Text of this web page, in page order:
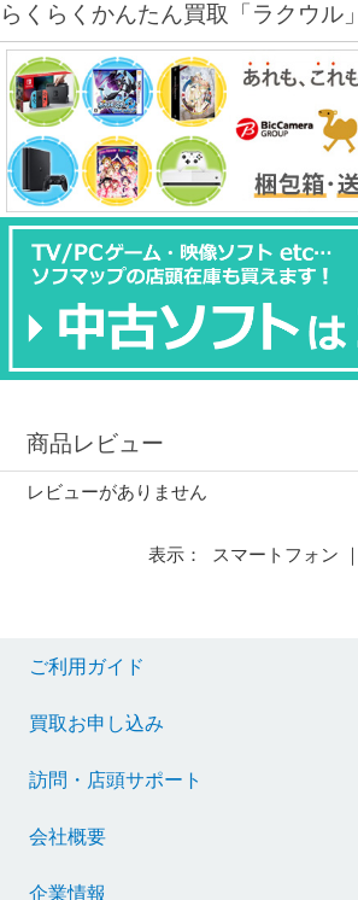
らくらくかんたん買取「ラクウル」
商品レビュー
レビューがありません
表示： スマートフォン ｜
ご利用ガイド
買取お申し込み
訪問・店頭サポート
会社概要
企業情報